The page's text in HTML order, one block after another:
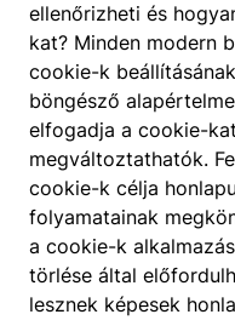
404 A
ellenőrizheti és
kat? Minden modern
cookie-k
böngésző
elfogadja a cookie-
megváltoztathatók.
cookie-k célja
folyamatainak
a cookie-k
törlése által
lesznek képesek